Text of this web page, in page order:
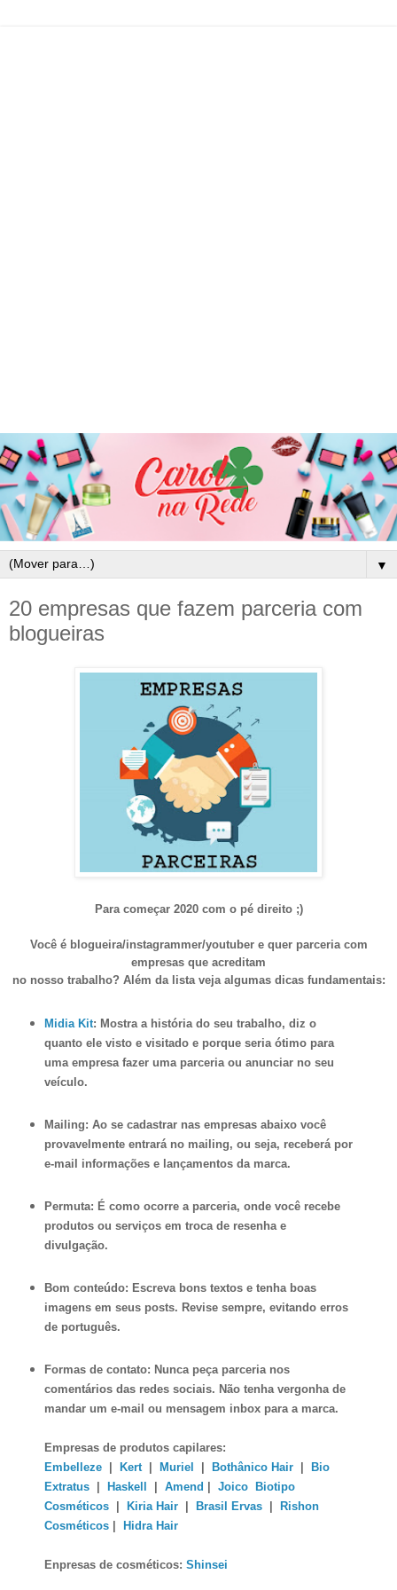
▼
20 empresas que fazem parceria com
blogueiras
Para começar 2020 com o pé direito ;)
Você é blogueira/instagrammer/youtuber e quer parceria com
empresas que acreditam
no nosso trabalho? Além da lista veja algumas dicas fundamentais:
Midia Kit: Mostra a história do seu trabalho, diz o
quanto ele visto e visitado e porque seria ótimo para
uma empresa fazer uma parceria ou anunciar no seu
veículo.
Mailing: Ao se cadastrar nas empresas abaixo você
provavelmente entrará no mailing, ou seja, receberá por
e-mail informações e lançamentos da marca.
Permuta: É como ocorre a parceria, onde você recebe
produtos ou serviços em troca de resenha e
divulgação.
Bom conteúdo: Escreva bons textos e tenha boas
imagens em seus posts. Revise sempre, evitando erros
de português.
Formas de contato: Nunca peça parceria nos
comentários das redes sociais. Não tenha vergonha de
mandar um e-mail ou mensagem inbox para a marca.
Empresas de produtos capilares:
Embelleze| Kert| Muriel | Bothânico Hair| Bio
Extratus| Haskell | Amend | Joico Biotipo
Cosméticos| Kiria Hair| Brasil Ervas| Rishon
Cosméticos | Hidra Hair
Enpresas de cosméticos: Shinsei